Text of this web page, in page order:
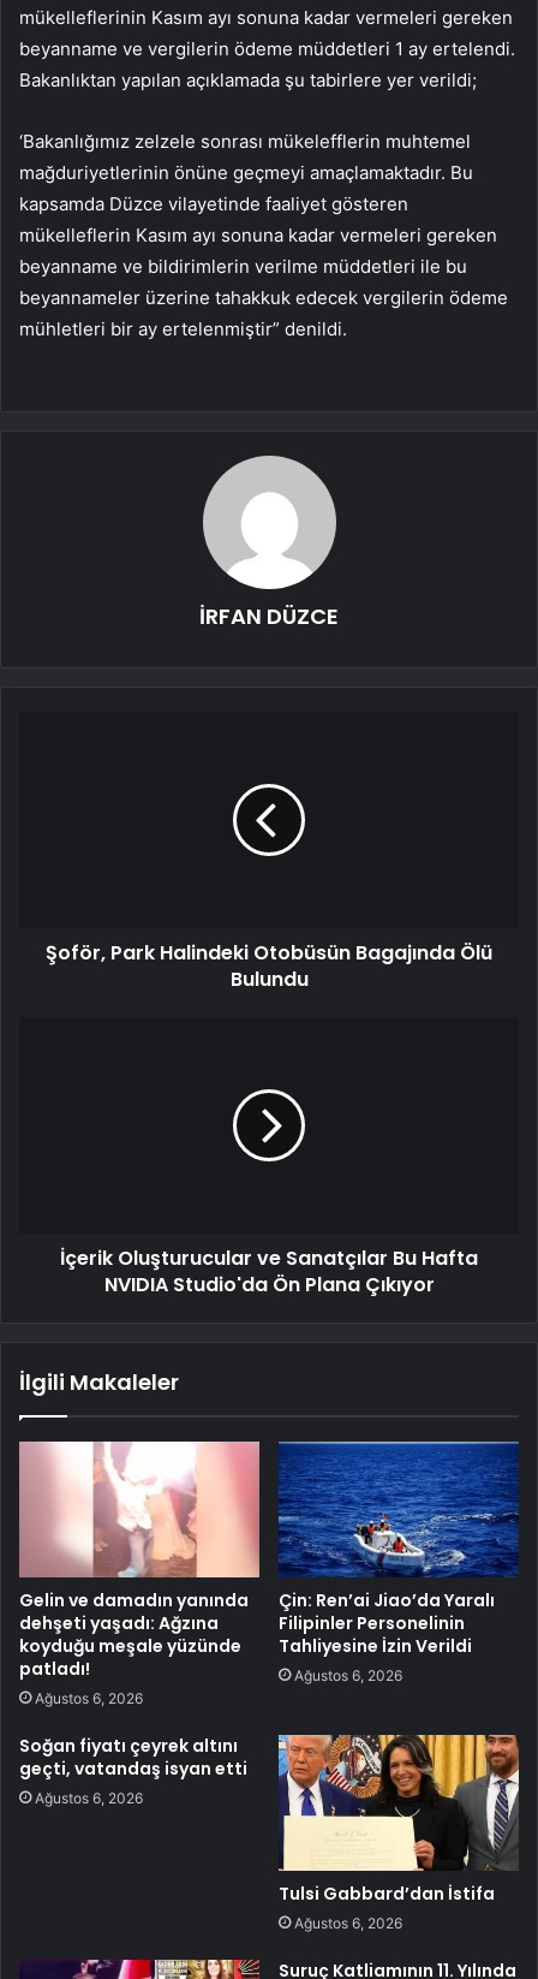
mükelleflerinin Kasım ayı sonuna kadar vermeleri gereken
beyanname ve vergilerin ödeme müddetleri 1 ay ertelendi.
Bakanlıktan yapılan açıklamada şu tabirlere yer verildi;
‘Bakanlığımız zelzele sonrası mükelefflerin muhtemel
mağduriyetlerinin önüne geçmeyi amaçlamaktadır. Bu
kapsamda Düzce vilayetinde faaliyet gösteren
mükelleflerin Kasım ayı sonuna kadar vermeleri gereken
beyanname ve bildirimlerin verilme müddetleri ile bu
beyannameler üzerine tahakkuk edecek vergilerin ödeme
mühletleri bir ay ertelenmiştir” denildi.
İRFAN DÜZCE
Şoför, Park Halindeki Otobüsün Bagajında Ölü
Bulundu
İçerik Oluşturucular ve Sanatçılar Bu Hafta
NVIDIA Studio'da Ön Plana Çıkıyor
İlgili Makaleler
Gelin ve damadın yanında
dehşeti yaşadı: Ağzına
koyduğu meşale yüzünde
patladı!
Ağustos 6, 2026
Çin: Ren’ai Jiao’da Yaralı
Filipinler Personelinin
Tahliyesine İzin Verildi
Ağustos 6, 2026
Soğan fiyatı çeyrek altını
geçti, vatandaş isyan etti
Ağustos 6, 2026
Tulsi Gabbard’dan İstifa
Ağustos 6, 2026
Suruç Katliamının 11. Yılında